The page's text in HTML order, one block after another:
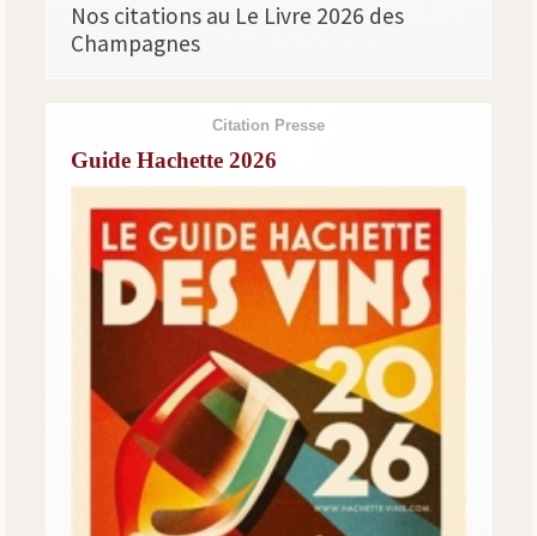
Nos citations au Le Livre 2026 des
Champagnes
Citation Presse
Guide Hachette 2026